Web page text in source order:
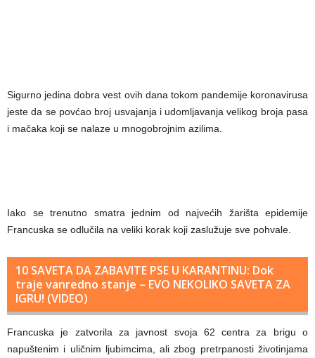
Sigurno jedina dobra vest ovih dana tokom pandemije koronavirusa
jeste da se povćao broj usvajanja i udomljavanja velikog broja pasa
i mačaka koji se nalaze u mnogobrojnim azilima.
Iako se trenutno smatra jednim od najvećih žarišta epidemije
Francuska se odlučila na veliki korak koji zaslužuje sve pohvale.
10 SAVETA DA ZABAVITE PSE U KARANTINU: Dok
traje vanredno stanje – EVO NEKOLIKO SAVETA ZA
IGRU! (VIDEO)
Francuska je zatvorila za javnost svoja 62 centra za brigu o
napuštenim i uličnim ljubimcima, ali zbog pretrpanosti životinjama